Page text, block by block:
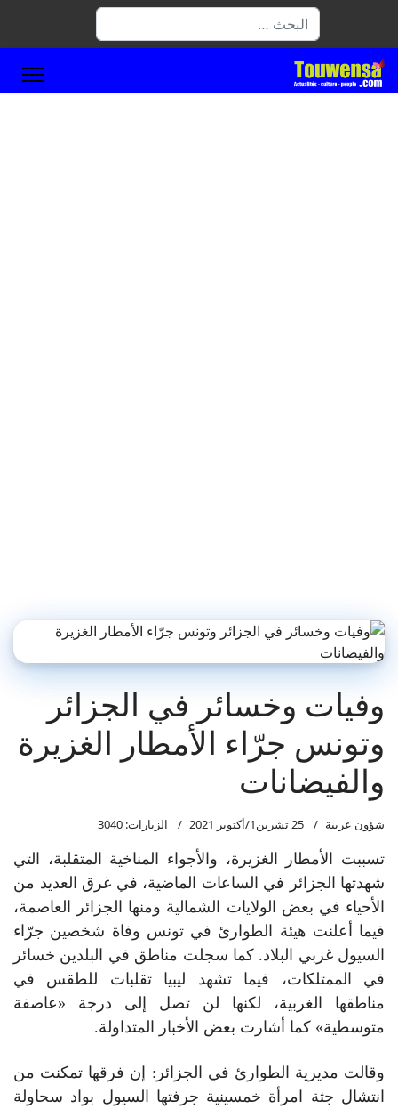
البحث
وفيات وخسائر في الجزائر
وتونس جرّاء الأمطار الغزيرة
والفيضانات
شؤون عربية 25 تشرين1/أكتوير 2021 الزيارات: 3040
تسببت الأمطار الغزيرة، والأجواء المناخية المتقلبة، التي
شهدتها الجزائر في الساعات الماضية، في غرق العديد من
الأحياء في بعض الولايات الشمالية ومنها الجزائر العاصمة،
فيما أعلنت هيئة الطوارئ في تونس وفاة شخصين جرّاء
السيول غربي البلاد. كما سجلت مناطق في البلدين خسائر
في الممتلكات، فيما تشهد ليبيا تقلبات للطقس في
مناطقها الغربية، لكنها لن تصل إلى درجة «عاصفة
متوسطية» كما أشارت بعض الأخبار المتداولة.
وقالت مديرية الطوارئ في الجزائر: إن فرقها تمكنت من
انتشال جثة امرأة خمسينية جرفتها السيول بواد سحاولة